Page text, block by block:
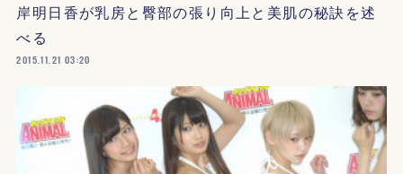
岸明日香が乳房と臀部の張り向上と美肌の秘訣を述
べる
2015.11.21 03:20